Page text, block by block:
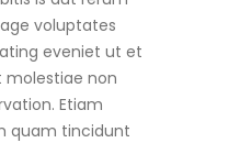
voluptates
eveniet ut et
molestiae non
Etiam
quam tincidunt